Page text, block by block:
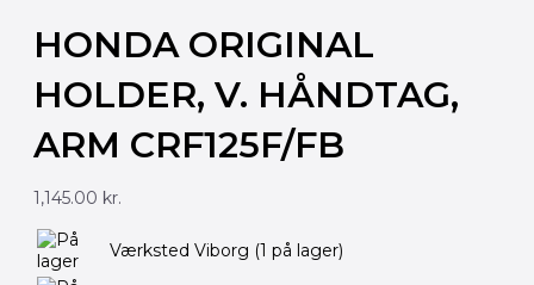
HONDA ORIGINAL
HOLDER, V. HÅNDTAG,
ARM CRF125F/FB
1,145.00 kr.
Værksted Viborg (1 på lager)